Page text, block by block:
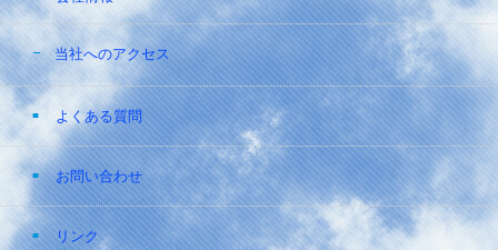
当社へのアクセス
よくある質問
お問い合わせ
リンク